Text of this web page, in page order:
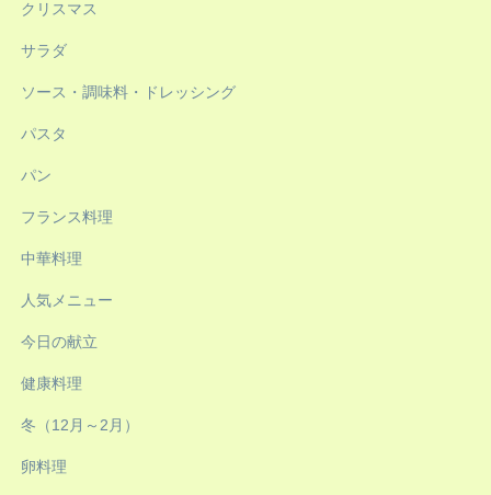
クリスマス
サラダ
ソース・調味料・ドレッシング
パスタ
パン
フランス料理
中華料理
人気メニュー
今日の献立
健康料理
冬（12月～2月）
卵料理